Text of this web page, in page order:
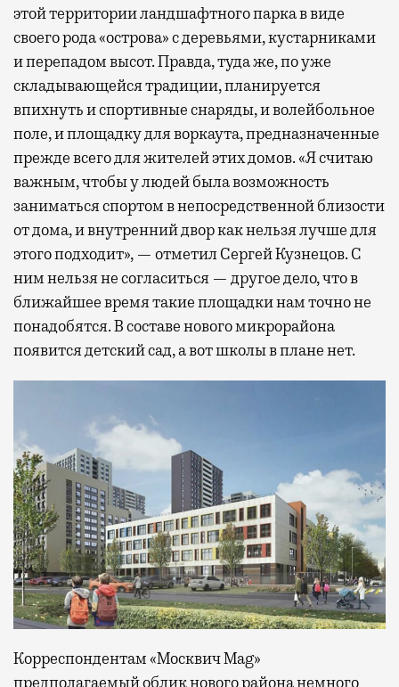
этой территории ландшафтного парка в виде
своего рода «острова» с деревьями, кустарниками
и перепадом высот. Правда, туда же, по уже
складывающейся традиции, планируется
впихнуть и спортивные снаряды, и волейбольное
поле, и площадку для воркаута, предназначенные
прежде всего для жителей этих домов. «Я считаю
важным, чтобы у людей была возможность
заниматься спортом в непосредственной близости
от дома, и внутренний двор как нельзя лучше для
этого подходит», — отметил Сергей Кузнецов. С
ним нельзя не согласиться — другое дело, что в
ближайшее время такие площадки нам точно не
понадобятся. В составе нового микрорайона
появится детский сад, а вот школы в плане нет.
Корреспондентам «Москвич Mag»
предполагаемый облик нового района немного